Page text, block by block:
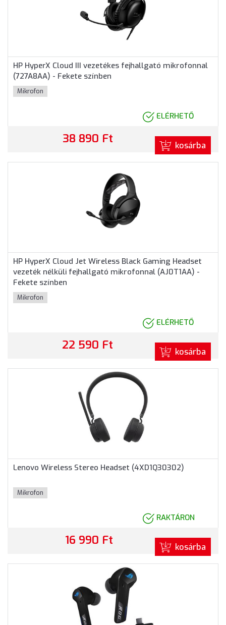
HP HyperX Cloud III vezetékes fejhallgató mikrofonnal
(727A8AA) - Fekete színben
Mikrofon
ELÉRHETŐ
38 890 Ft kosárba
HP HyperX Cloud Jet Wireless Black Gaming Headset
vezeték nélküli fejhallgató mikrofonnal (AJ0T1AA) -
Fekete színben
Mikrofon
ELÉRHETŐ
22 590 Ft kosárba
Lenovo Wireless Stereo Headset (4XD1Q30302)
Mikrofon
RAKTÁRON
16 990 Ft kosárba